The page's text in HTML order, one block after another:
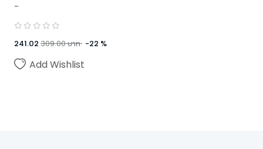
-
241.02 309.00บาท -22 %
Add Wishlist